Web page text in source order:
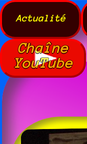
Actualité
Chaîne
YouTube